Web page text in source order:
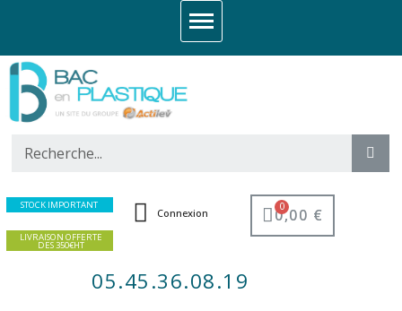
STOCK IMPORTANT
LIVRAISON OFFERTE
DES 350€HT
Connexion 0,00 €
05.45.36.08.19